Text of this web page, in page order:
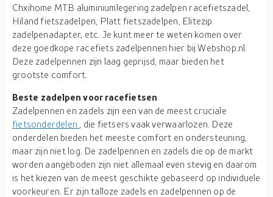
Chxihome MTB aluminiumlegering zadelpen racefietszadel,
Hiland fietszadelpen, Platt fietszadelpen, Elitezip
zadelpenadapter, etc. Je kunt meer te weten komen over
deze goedkope racefiets zadelpennen hier bij Webshop.nl.
Deze zadelpennen zijn laag geprijsd, maar bieden het
grootste comfort.
Beste zadelpen voor racefietsen
Zadelpennen en zadels zijn een van de meest cruciale
fietsonderdelen
, die fietsers vaak verwaarlozen. Deze
onderdelen bieden het meeste comfort en ondersteuning,
maar zijn niet log. De zadelpennen en zadels die op de markt
worden aangeboden zijn niet allemaal even stevig en daarom
is het kiezen van de meest geschikte gebaseerd op individuele
voorkeuren. Er zijn talloze zadels en zadelpennen op de